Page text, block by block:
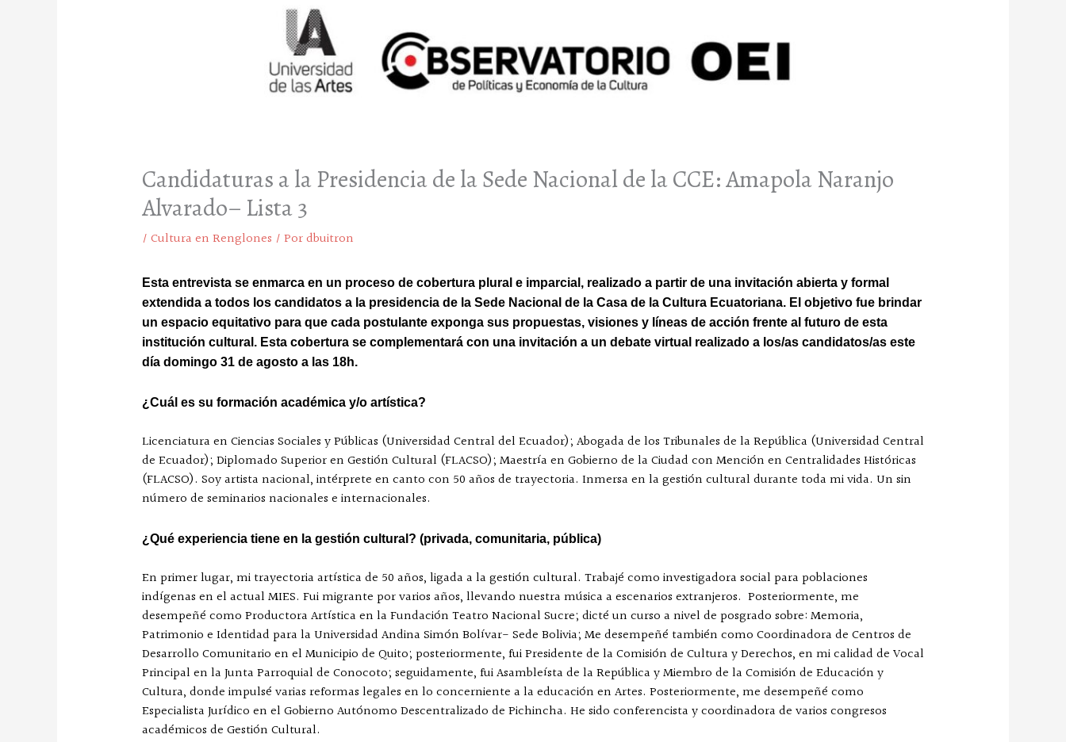
Candidaturas a la Presidencia de la Sede Nacional de la CCE: Amapola Naranjo
Alvarado– Lista 3
/ Cultura en Renglones / Pordbuitron
Esta entrevista se enmarca en un proceso de cobertura plural e imparcial, realizado a partir de una invitación abierta y formal
extendida a todos los candidatos a la presidencia de la Sede Nacional de la Casa de la Cultura Ecuatoriana. El objetivo fue brindar
un espacio equitativo para que cada postulante exponga sus propuestas, visiones y líneas de acción frente al futuro de esta
institución cultural. Esta cobertura se complementará con una invitación a un debate virtual realizado a los/as candidatos/as este
día domingo 31 de agosto a las 18h.
¿Cuál es su formación académica y/o artística?
Licenciatura en Ciencias Sociales y Públicas (Universidad Central del Ecuador); Abogada de los Tribunales de la República (Universidad Central
de Ecuador); Diplomado Superior en Gestión Cultural (FLACSO); Maestría en Gobierno de la Ciudad con Mención en Centralidades Históricas
(FLACSO). Soy artista nacional, intérprete en canto con 50 años de trayectoria. Inmersa en la gestión cultural durante toda mi vida. Un sin
número de seminarios nacionales e internacionales.
¿Qué experiencia tiene en la gestión cultural? (privada, comunitaria, pública)
En primer lugar, mi trayectoria artística de 50 años, ligada a la gestión cultural. Trabajé como investigadora social para poblaciones
indígenas en el actual MIES. Fui migrante por varios años, llevando nuestra música a escenarios extranjeros. Posteriormente, me
desempeñé como Productora Artística en la Fundación Teatro Nacional Sucre; dicté un curso a nivel de posgrado sobre: Memoria,
Patrimonio e Identidad para la Universidad Andina Simón Bolívar- Sede Bolivia; Me desempeñé también como Coordinadora de Centros de
Desarrollo Comunitario en el Municipio de Quito; posteriormente, fui Presidente de la Comisión de Cultura y Derechos, en mi calidad de Vocal
Principal en la Junta Parroquial de Conocoto; seguidamente, fui Asambleísta de la República y Miembro de la Comisión de Educación y
Cultura, donde impulsé varias reformas legales en lo concerniente a la educación en Artes. Posteriormente, me desempeñé como
Especialista Jurídico en el Gobierno Autónomo Descentralizado de Pichincha. He sido conferencista y coordinadora de varios congresos
académicos de Gestión Cultural.